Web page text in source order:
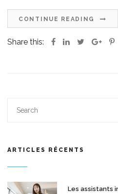
CONTINUE READING
Share this:
ARTICLES RÉCENTS
Les assistants